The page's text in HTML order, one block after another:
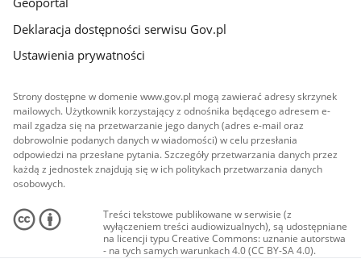
Deklaracja dostępności serwisu Gov.pl
Ustawienia prywatności
Strony dostępne w domenie www.gov.pl mogą zawierać adresy skrzynek
mailowych. Użytkownik korzystający z odnośnika będącego adresem e-
mail zgadza się na przetwarzanie jego danych (adres e-mail oraz
dobrowolnie podanych danych w wiadomości) w celu przesłania
odpowiedzi na przesłane pytania. Szczegóły przetwarzania danych przez
każdą z jednostek znajdują się w ich politykach przetwarzania danych
osobowych.
Treści tekstowe publikowane w serwisie (z
wyłączeniem treści audiowizualnych), są udostępniane
na licencji typu Creative Commons: uznanie autorstwa
- na tych samych warunkach 4.0 (CC BY-SA 4.0).